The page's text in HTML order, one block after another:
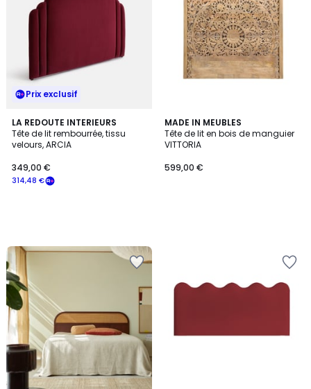
Prix exclusif
LA REDOUTE INTERIEURS
Tête de lit rembourrée, tissu
velours, ARCIA
314,48 €
349,00 €
MADE IN MEUBLES
Tête de lit en bois de manguier
VITTORIA
599,00 €